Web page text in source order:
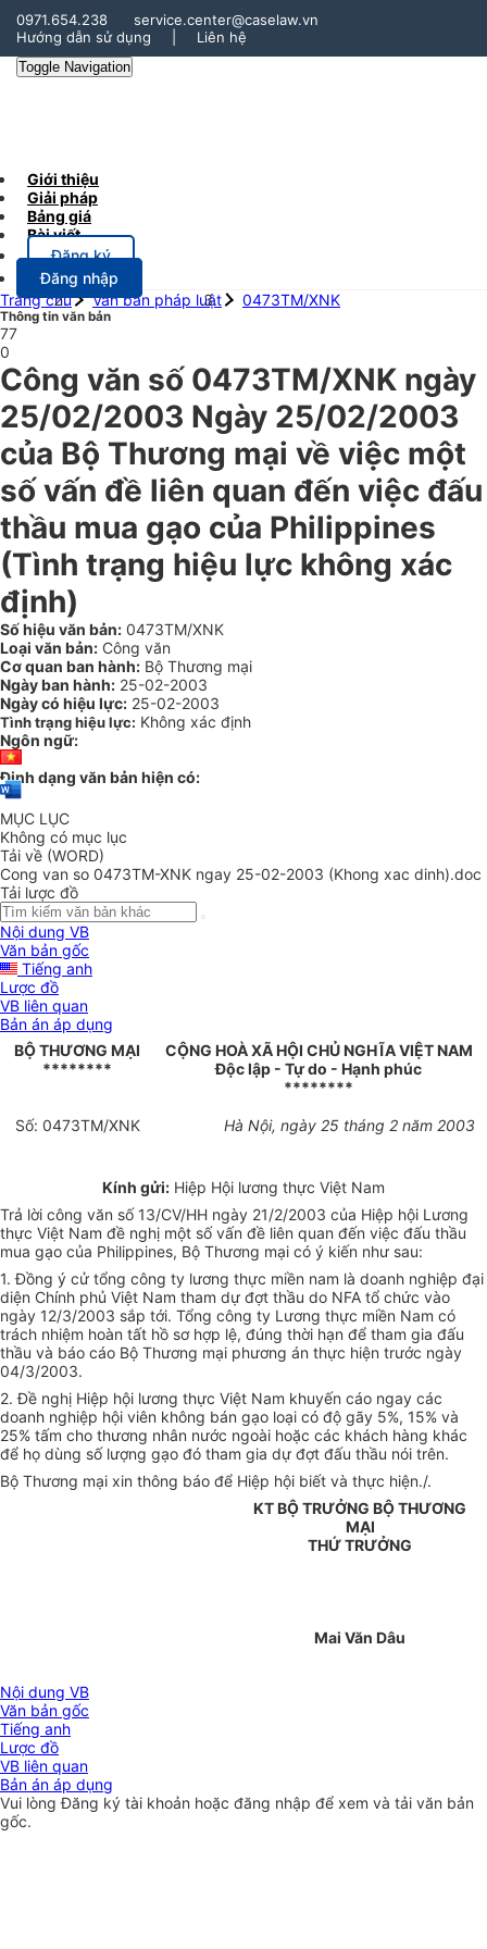
0971.654.238
service.center@caselaw.vn
Hướng dẫn sử dụng
Liên hệ
Toggle Navigation
Giới thiệu
Giải pháp
Bảng giá
Bài viết
Đăng ký
Đăng nhập
Trang chủ
Văn bản pháp luật 0473TM/XNK
Thông tin văn bản
77
0
Công văn số 0473TM/XNK ngày
25/02/2003 Ngày 25/02/2003
của Bộ Thương mại về việc một
số vấn đề liên quan đến việc đấu
thầu mua gạo của Philippines
(Tình trạng hiệu lực không xác
định)
Số hiệu văn bản: 0473TM/XNK
Loại văn bản: Công văn
Cơ quan ban hành: Bộ Thương mại
Ngày ban hành: 25-02-2003
Ngày có hiệu lực: 25-02-2003
Tình trạng hiệu lực: Không xác định
Ngôn ngữ:
Định dạng văn bản hiện có:
MỤC LỤC
Không có mục lục
Tải về (WORD)
Cong van so 0473TM-XNK ngay 25-02-2003 (Khong xac dinh).doc
Tải lược đồ
Nội dung VB
Văn bản gốc
Tiếng anh
Lược đồ
VB liên quan
Bản án áp dụng
BỘ THƯƠNG MẠI
********
CỘNG HOÀ XÃ HỘI CHỦ NGHĨA VIỆT NAM
Độc lập - Tự do - Hạnh phúc
********
Số: 0473TM/XNK Hà Nội, ngày 25 tháng 2 năm 2003
Kính gửi: Hiệp Hội lương thực Việt Nam
Trả lời công văn số 13/CV/HH ngày 21/2/2003 của Hiệp hội Lương
thực Việt Nam đề nghị một số vấn đề liên quan đến việc đấu thầu
mua gạo của Philippines, Bộ Thương mại có ý kiến như sau:
1. Đồng ý cử tổng công ty lương thực miền nam là doanh nghiệp đại
diện Chính phủ Việt Nam tham dự đợt thầu do NFA tổ chức vào
ngày 12/3/2003 sắp tới. Tổng công ty Lương thực miền Nam có
trách nhiệm hoàn tất hồ sơ hợp lệ, đúng thời hạn để tham gia đấu
thầu và báo cáo Bộ Thương mại phương án thực hiện trước ngày
04/3/2003.
2. Đề nghị Hiệp hội lương thực Việt Nam khuyến cáo ngay các
doanh nghiệp hội viên không bán gạo loại có độ gãy 5%, 15% và
25% tấm cho thương nhân nước ngoài hoặc các khách hàng khác
để họ dùng số lượng gạo đó tham gia dự đợt đấu thầu nói trên.
Bộ Thương mại xin thông báo để Hiệp hội biết và thực hiện./.
KT BỘ TRƯỞNG BỘ THƯƠNG
MẠI
THỨ TRƯỞNG
Mai Văn Dâu
Nội dung VB
Văn bản gốc
Tiếng anh
Lược đồ
VB liên quan
Bản án áp dụng
Vui lòngĐăng ký tài khoản hoặc đăng nhập để xem và tải văn bản
gốc.